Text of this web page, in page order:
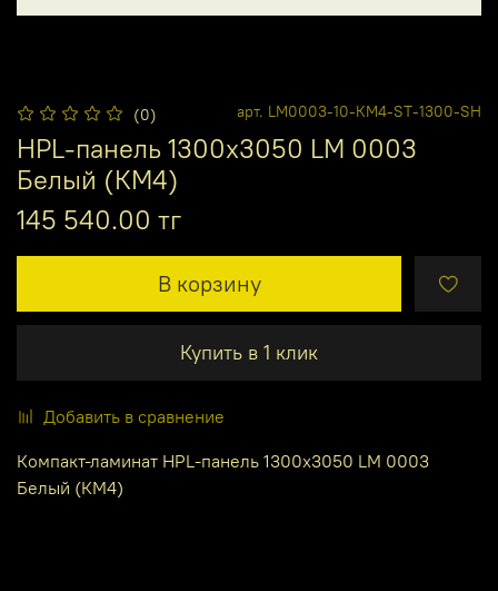
(0) арт. LM0003-10-КМ4-ST-1300-SH
HPL-панель 1300х3050 LM 0003
Белый (КМ4)
145 540.00 тг
В корзину
Купить в 1 клик
Добавить в сравнение
Компакт-ламинат HPL-панель 1300х3050 LM 0003
Белый (КМ4)